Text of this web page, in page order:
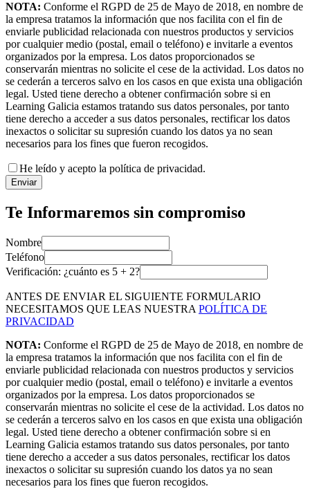
NOTA: Conforme el RGPD de 25 de Mayo de 2018, en nombre de
la empresa tratamos la información que nos facilita con el fin de
enviarle publicidad relacionada con nuestros productos y servicios
por cualquier medio (postal, email o teléfono) e invitarle a eventos
organizados por la empresa. Los datos proporcionados se
conservarán mientras no solicite el cese de la actividad. Los datos no
se cederán a terceros salvo en los casos en que exista una obligación
legal. Usted tiene derecho a obtener confirmación sobre si en
Learning Galicia estamos tratando sus datos personales, por tanto
tiene derecho a acceder a sus datos personales, rectificar los datos
inexactos o solicitar su supresión cuando los datos ya no sean
necesarios para los fines que fueron recogidos.
He leído y acepto la política de privacidad.
Enviar
Te Informaremos sin compromiso
Nombre
Teléfono
Verificación: ¿cuánto es 5 + 2?
ANTES DE ENVIAR EL SIGUIENTE FORMULARIO
NECESITAMOS QUE LEAS NUESTRA POLÍTICA DE
PRIVACIDAD
NOTA: Conforme el RGPD de 25 de Mayo de 2018, en nombre de
la empresa tratamos la información que nos facilita con el fin de
enviarle publicidad relacionada con nuestros productos y servicios
por cualquier medio (postal, email o teléfono) e invitarle a eventos
organizados por la empresa. Los datos proporcionados se
conservarán mientras no solicite el cese de la actividad. Los datos no
se cederán a terceros salvo en los casos en que exista una obligación
legal. Usted tiene derecho a obtener confirmación sobre si en
Learning Galicia estamos tratando sus datos personales, por tanto
tiene derecho a acceder a sus datos personales, rectificar los datos
inexactos o solicitar su supresión cuando los datos ya no sean
necesarios para los fines que fueron recogidos.